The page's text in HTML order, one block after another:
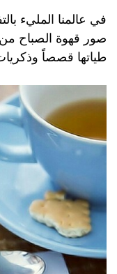
في عالمنا المليء
صور قهوة الصباح
طياتها قصصاً